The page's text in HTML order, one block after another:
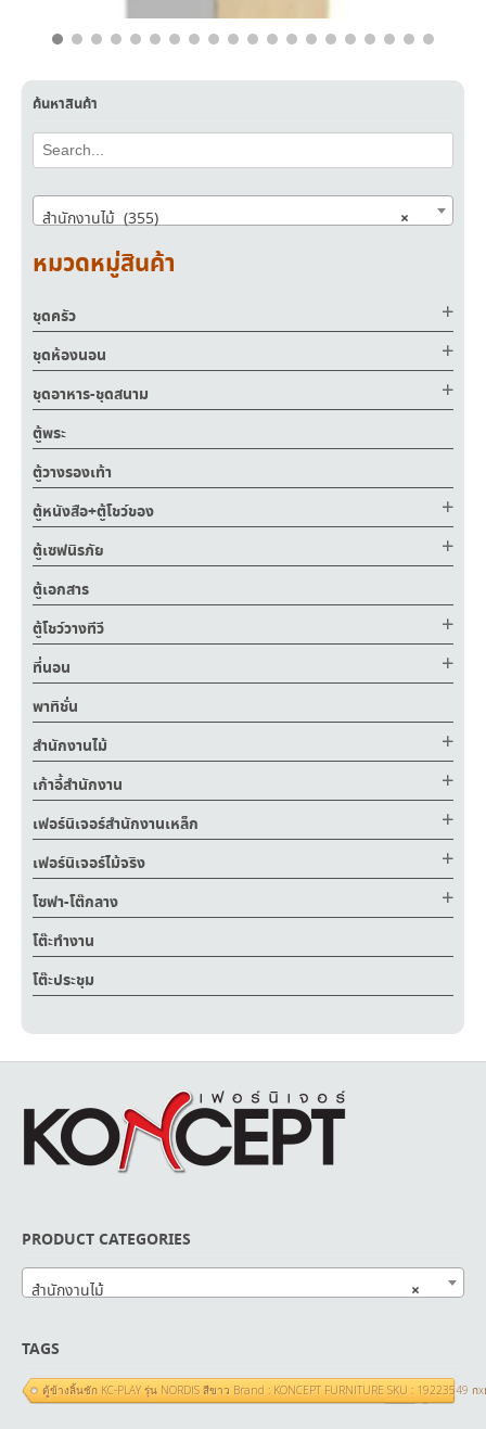
ค้นหาสินค้า
×
สำนักงานไม้ (355)
หมวดหมู่สินค้า
ชุดครัว
ชุดห้องนอน
ชุดอาหาร-ชุดสนาม
ตู้พระ
ตู้วางรองเท้า
ตู้หนังสือ+ตู้โชว์ของ
ตู้เซฟนิรภัย
ตู้เอกสาร
ตู้โชว์วางทีวี
ที่นอน
พาทิชั่น
สำนักงานไม้
เก้าอี้สำนักงาน
เฟอร์นิเจอร์สำนักงานเหล็ก
เฟอร์นิเจอร์ไม้จริง
โซฟา-โต๊กลาง
โต๊ะทำงาน
โต๊ะประชุม
PRODUCT CATEGORIES
×
สำนักงานไม้
TAGS
ตู้ข้างลิ้นชัก KC-PLAY รุ่น NORDIS สีขาว Brand : KONCEPT FURNITURE SKU : 19223549 ก